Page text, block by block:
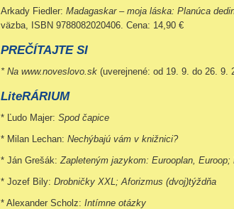
Arkady Fiedler: Madagaskar – moja láska: Planúca
väzba, ISBN 9788082020406. Cena: 14,90 €
PREČÍTAJTE SI
* Na www.noveslovo.sk (uverejnené: od 19. 9. do 26. 9.
LiteRÁRIUM
* Ľudo Majer: Spod čapice
* Milan Lechan: Nechýbajú vám v knižnici?
* Ján Grešák: Zapleteným jazykom: Eurooplan,
* Jozef Bily: Drobničky XXL; Aforizmus (dvoj)týždňa
* Alexander Scholz: Intímne otázky